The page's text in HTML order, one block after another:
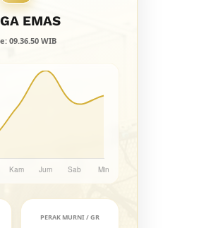
EMAS
09.36.50 WIB
PERAK MURNI / GR